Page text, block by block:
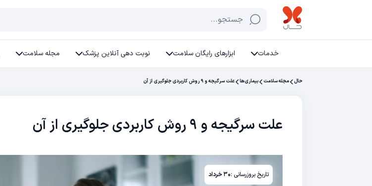
جستجو...
خدمات ابزارهای رایگان سلامت نوبت دهی آنلاین پزشک مجله سلامت
حال مجله سلامت بیماری‌ها علت سرگیجه و ۹ روش کاربردی جلوگیری از آن
علت سرگیجه و ۹ روش کاربردی جلوگیری از آن
تاریخ بروزرسانی :۳۰ خرداد